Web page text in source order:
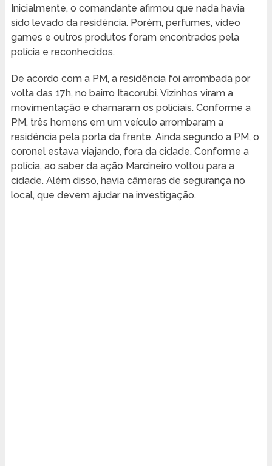
Inicialmente, o comandante afirmou que nada havia
sido levado da residência. Porém, perfumes, vídeo
games e outros produtos foram encontrados pela
polícia e reconhecidos.
De acordo com a PM, a residência foi arrombada por
volta das 17h, no bairro Itacorubi. Vizinhos viram a
movimentação e chamaram os policiais. Conforme a
PM, três homens em um veículo arrombaram a
residência pela porta da frente. Ainda segundo a PM, o
coronel estava viajando, fora da cidade. Conforme a
polícia, ao saber da ação Marcineiro voltou para a
cidade. Além disso, havia câmeras de segurança no
local, que devem ajudar na investigação.